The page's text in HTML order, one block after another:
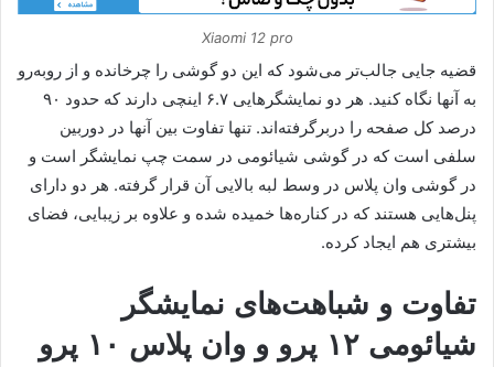
Xiaomi 12 pro
قضیه جایی جالب‌تر می‌شود که این دو گوشی را چرخانده و از روبه‌رو
به آنها نگاه کنید. هر دو نمایشگرهایی ۶.۷ اینچی دارند که حدود ۹۰
درصد کل صفحه را دربرگرفته‌اند. تنها تفاوت بین آنها در دوربین
سلفی است که در گوشی شیائومی در سمت چپ نمایشگر است و
در گوشی وان پلاس در وسط لبه بالایی آن قرار گرفته. هر دو دارای
پنل‌هایی هستند که در کناره‌ها خمیده شده و علاوه بر زیبایی، فضای
بیشتری هم ایجاد کرده.
تفاوت و شباهت‌های نمایشگر
شیائومی ۱۲ پرو و وان پلاس ۱۰ پرو